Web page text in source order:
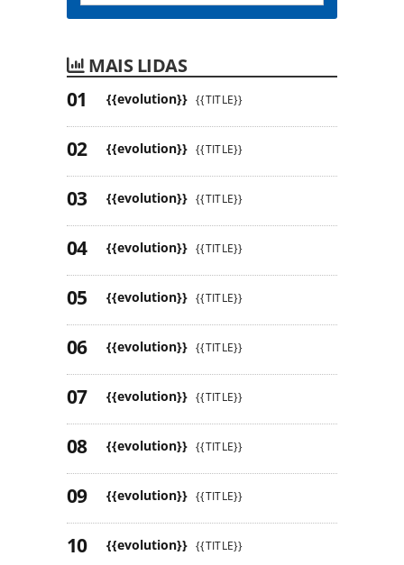
MAIS LIDAS
{{evolution}} {{TITLE}}
{{evolution}} {{TITLE}}
{{evolution}} {{TITLE}}
{{evolution}} {{TITLE}}
{{evolution}} {{TITLE}}
{{evolution}} {{TITLE}}
{{evolution}} {{TITLE}}
{{evolution}} {{TITLE}}
{{evolution}} {{TITLE}}
{{evolution}} {{TITLE}}